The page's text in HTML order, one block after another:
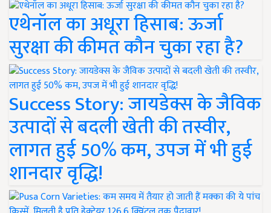
एथेनॉल का अधूरा हिसाब: ऊर्जा
सुरक्षा की कीमत कौन चुका रहा है?
Success Story: जायडेक्स के जैविक
उत्पादों से बदली खेती की तस्वीर,
लागत हुई 50% कम, उपज में भी हुई
शानदार वृद्धि!